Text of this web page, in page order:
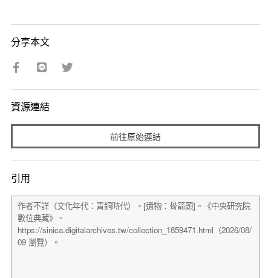
分享本文
資源連結
前往原始連結
引用